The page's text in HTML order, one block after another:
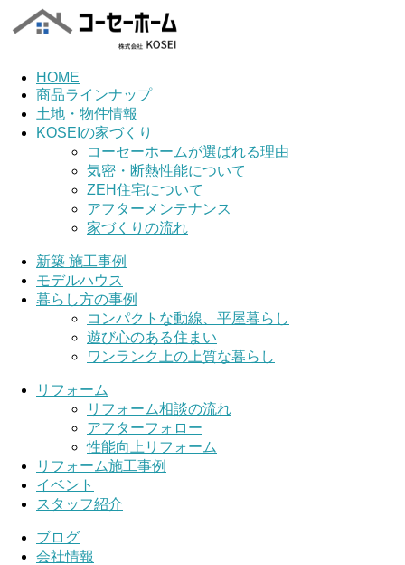
HOME
商品ラインナップ
土地・物件情報
KOSEIの家づくり
コーセーホームが選ばれる理由
気密・断熱性能について
ZEH住宅について
アフターメンテナンス
家づくりの流れ
新築 施工事例
モデルハウス
暮らし方の事例
コンパクトな動線、平屋暮らし
遊び心のある住まい
ワンランク上の上質な暮らし
リフォーム
リフォーム相談の流れ
アフターフォロー
性能向上リフォーム
リフォーム施工事例
イベント
スタッフ紹介
ブログ
会社情報